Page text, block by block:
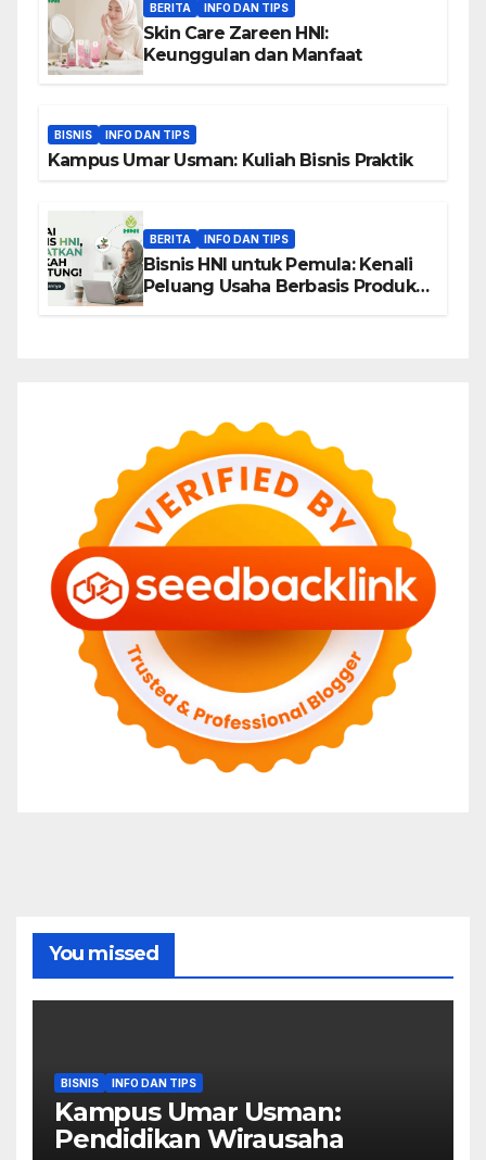
BERITA INFO DAN TIPS
Skin Care Zareen HNI:
Keunggulan dan Manfaat
BISNIS INFO DAN TIPS
Kampus Umar Usman: Kuliah Bisnis Praktik
BERITA INFO DAN TIPS
Bisnis HNI untuk Pemula: Kenali
Peluang Usaha Berbasis Produk,
You missed
BISNIS INFO DAN TIPS
Kampus Umar Usman:
Pendidikan Wirausaha